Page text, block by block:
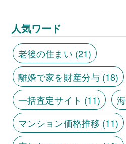
人気ワード
老後の住まい (21)
離婚で家を財産分与(18)
一括査定サイト (11)
マンション価格推移 (11)